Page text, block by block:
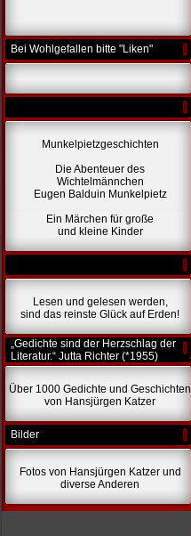
Bei Wohlgefallen bitte "Liken"
Munkelpietzgeschichten
Die Abenteuer des
Wichtelmännchen
Eugen Balduin Munkelpietz
Ein Märchen für große
und kleine Kinder
Lesen und gelesen werden,
sind das reinste Glück auf Erden!
„Gedichte sind der Herzschlag der
Literatur.“ Jutta Richter (*1955)
Über 1000 Gedichte und Geschichten
von Hansjürgen Katzer
Bilder
Fotos von Hansjürgen Katzer und
diverse Anderen